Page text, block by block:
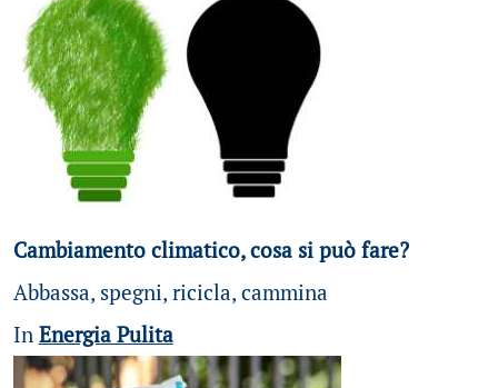
Cambiamento climatico, cosa si può fare?
Abbassa, spegni, ricicla, cammina
In Energia Pulita